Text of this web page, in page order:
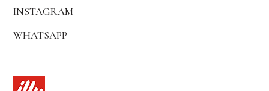
INSTAGRAM
WHATSAPP